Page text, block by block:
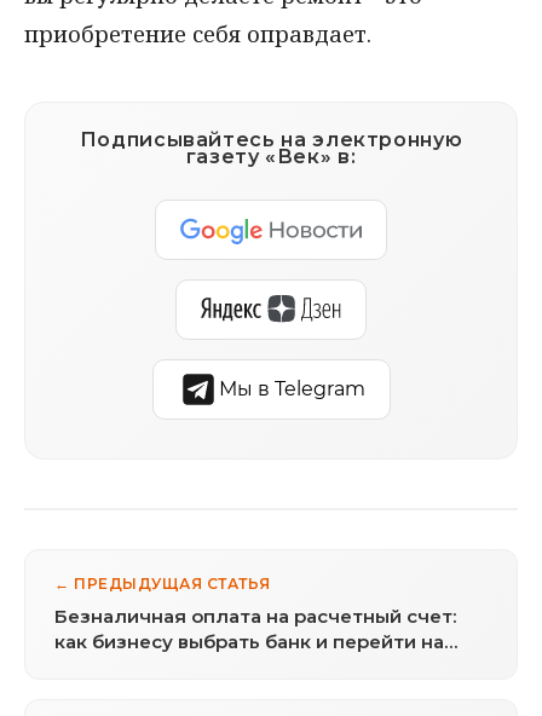
приобретение себя оправдает.
Подписывайтесь на электронную
газету «Век» в:
Мы в Telegram
← ПРЕДЫДУЩАЯ СТАТЬЯ
Безналичная оплата на расчетный счет:
как бизнесу выбрать банк и перейти на